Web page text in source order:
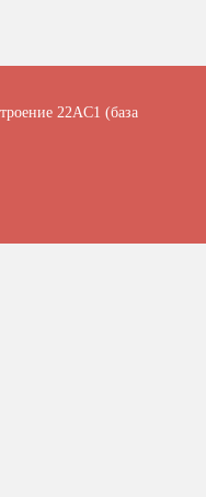
22АC1 (база